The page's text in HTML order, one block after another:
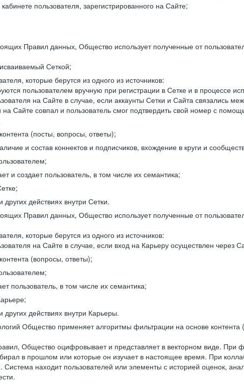
пользователя, зарегистрированного на Сайте;
Правил данных, Общество использует полученные от
Сеткой;
которые берутся из одного из источников:
пользователем вручную при регистрации в Сетке и в процессе
на Сайте в случае, если аккаунты Сетки и Сайта связались
Сайте совпал и пользователь смог подтвердить свой номер с
(посты, вопросы, ответы);
и состав коннектов и подписчиков, вхождение в круги и
и создает пользователь, в том числе их семантика;
действиях внутри Сетки.
Правил данных, Общество использует полученные от
которые берутся из одного из источников:
на Сайте в случае, если вход на Карьеру осуществлен через
(вопросы, ответы);
пользователь, в том числе их семантика;
действиях внутри Карьеры.
Общество применяет алгоритмы фильтрации на основе контента
Общество оцифровывает и представляет в векторном виде. При
в прошлом или которые он изучает в настоящее время. При
находит пользователей или элементы с историей оценок,